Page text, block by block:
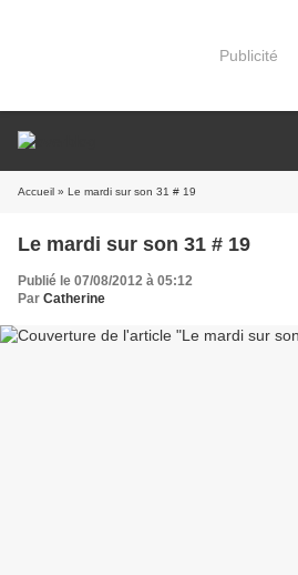
Publicité
Accueil » Le mardi sur son 31 # 19
Le mardi sur son 31 # 19
Publié le 07/08/2012 à 05:12
Par Catherine